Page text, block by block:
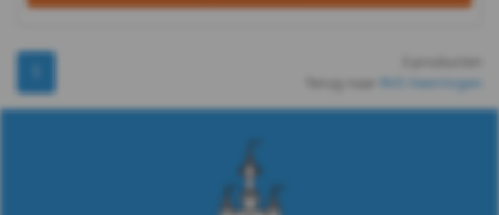
DIN
-
RVS Veerringen